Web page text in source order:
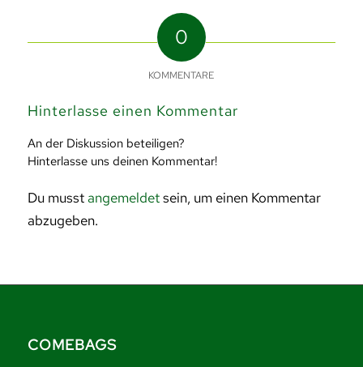
0
KOMMENTARE
Hinterlasse einen Kommentar
An der Diskussion beteiligen?
Hinterlasse uns deinen Kommentar!
Du musstangemeldetsein, um einen Kommentar
abzugeben.
COMEBAGS